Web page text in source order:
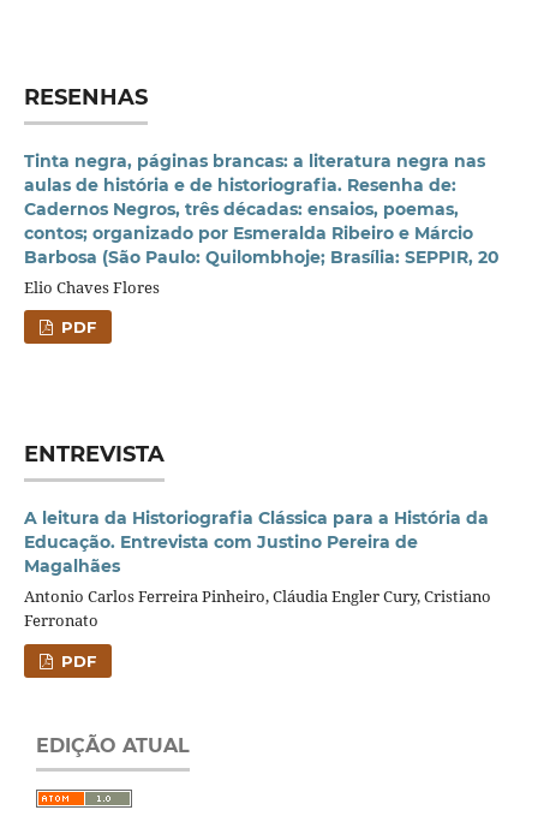
RESENHAS
Tinta negra, páginas brancas: a literatura negra nas
aulas de história e de historiografia. Resenha de:
Cadernos Negros, três décadas: ensaios, poemas,
contos; organizado por Esmeralda Ribeiro e Márcio
Barbosa (São Paulo: Quilombhoje; Brasília: SEPPIR, 20
Elio Chaves Flores
PDF
ENTREVISTA
A leitura da Historiografia Clássica para a História da
Educação. Entrevista com Justino Pereira de
Magalhães
Antonio Carlos Ferreira Pinheiro, Cláudia Engler Cury, Cristiano
Ferronato
PDF
EDIÇÃO ATUAL